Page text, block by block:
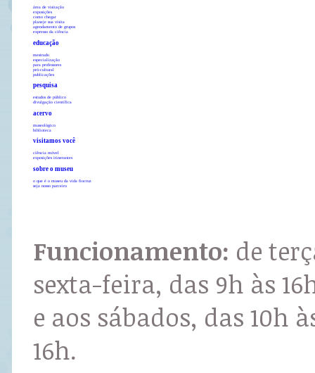
área de visitação
exposições
como chegar
planeje sua visita
agendamento de grupos
expresso da ciência
educação
mestrado
especialização
para professores
pró-cultural
publicações
pesquisa
estudos de público
divulgação científica
acervo
museológico
biblioteca
visitamos você
ciência móvel
exposições itinerantes
sobre o museu
o que é o museu da vida fiocruz
seja nosso parceiro
Funcionamento: de
sexta-feira, das 9h às
e aos sábados, das 10h
16h.